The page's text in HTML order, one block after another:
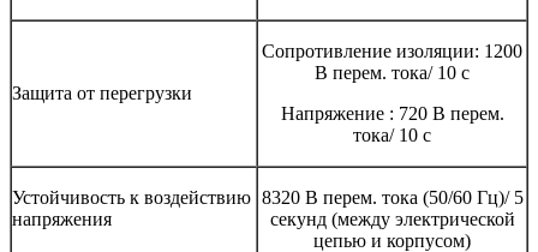
Защита от перегрузки
Сопротивление изоляции: 1200
В перем. тока/ 10 с
Напряжение : 720 В перем.
тока/ 10 с
Устойчивость к воздействию
напряжения
8320 В перем. тока (50/60 Гц)/ 5
секунд (между электрической
цепью и корпусом)